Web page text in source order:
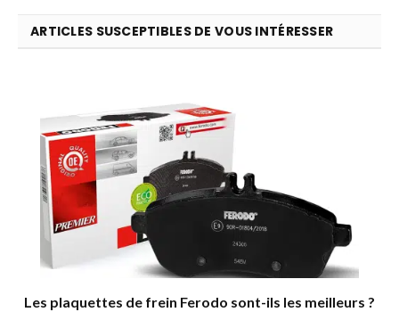
ARTICLES SUSCEPTIBLES DE VOUS INTÉRESSER
Les plaquettes de frein Ferodo sont-ils les meilleurs ?